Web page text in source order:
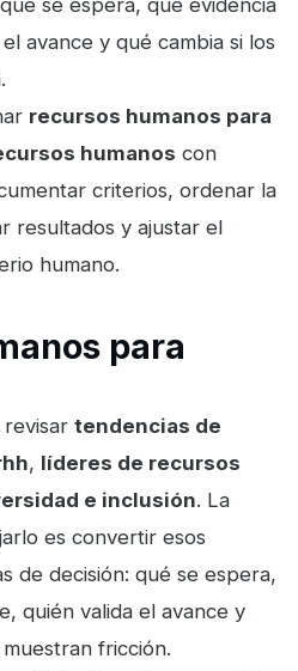
se espera, qué evidencia
avance y qué cambia si los
recursos humanos para
humanos con
criterios, ordenar la
resultados y ajustar el
humano.
para
tendencias de
, líderes de recursos
e inclusión. La
es convertir esos
de decisión: qué se espera,
quién valida el avance y
fricción.